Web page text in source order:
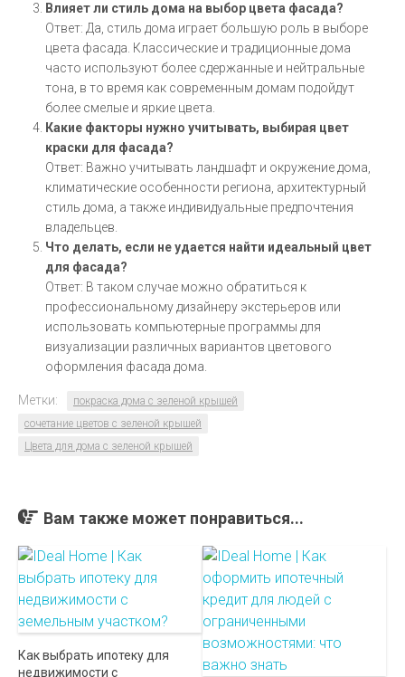
Влияет ли стиль дома на выбор цвета фасада?
Ответ: Да, стиль дома играет большую роль в выборе
цвета фасада. Классические и традиционные дома
часто используют более сдержанные и нейтральные
тона, в то время как современным домам подойдут
более смелые и яркие цвета.
Какие факторы нужно учитывать, выбирая цвет
краски для фасада?
Ответ: Важно учитывать ландшафт и окружение дома,
климатические особенности региона, архитектурный
стиль дома, а также индивидуальные предпочтения
владельцев.
Что делать, если не удается найти идеальный цвет
для фасада?
Ответ: В таком случае можно обратиться к
профессиональному дизайнеру экстерьеров или
использовать компьютерные программы для
визуализации различных вариантов цветового
оформления фасада дома.
Метки:
покраска дома с зеленой крышей
сочетание цветов с зеленой крышей
Цвета для дома с зеленой крышей
Вам также может понравиться...
Как выбрать ипотеку для
недвижимости с